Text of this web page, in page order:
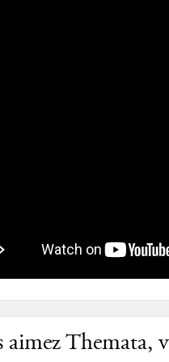
aimez Themata,